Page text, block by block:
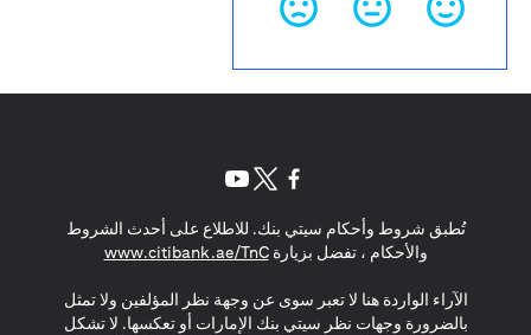
تُطبق شروط وأحكام سيتي بنك. للاطلاع على أحدث الشروط
والأحكام ، تفضل بزيارةwww.citibank.ae/TnC
(opens in a new tab)
الآراء الواردة هنا لا تعبر سوى عن وجهة نظر المؤلفين ولا تمثل
بالضرورة وجهات نظر سيتي بنك الإمارات أو تعكسها. لا تشكل